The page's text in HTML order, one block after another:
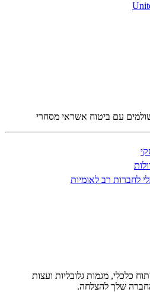
עם ביטוח אשראי מסחרי
לחברות רב לאומיות
כלכלי, מגמות גלובליות ועצות
שלך להצלחה.